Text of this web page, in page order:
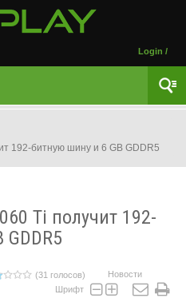
Login /
192-битную шину и 6 GB GDDR5
Ti получит 192-
(31 голосов)
Новости
Шрифт